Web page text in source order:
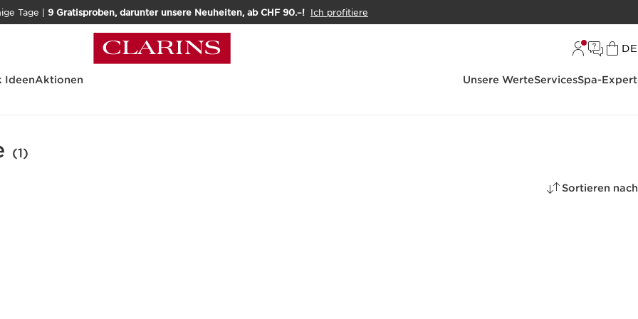
Tage | 9 Gratisproben, darunter unsere Neuheiten, ab CHF 90.–! Ich profitiere
DE
IdeenAktionen Unsere WerteServicesSpa-
(1)
Sortieren nach